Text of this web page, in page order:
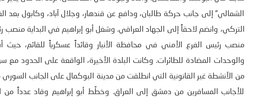
الشمالي” إلى جانب حركة طالبان، ودافع عن قندهار، وجلال آباد، وكابول بعد
التركي، وانضم لاحقاً إلى الجهاد العراقي. وشغل أبو إبراهيم في البداية
منصب رئيس الفرع الأمني في محافظة الأنبار وقائداً عسكرياً للقائم،
والوحدات المضادة للطائرات. وكانت البلدة الأخيرة، الواقعة على الحدود مع
من الأنشطة غير القانونية التي انطلقت من مدينة البوكمال على الجانب
للأجانب المسافرين من دمشق إلى العراق. وخطَّط أبو إبراهيم وقاد عدداً من